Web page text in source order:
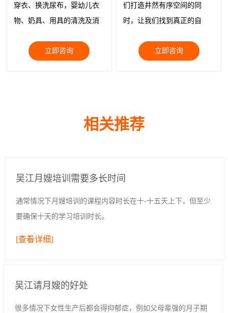
穿衣、换洗尿布，婴幼儿衣
物、奶具、用具的清洗及消
领婴幼儿玩耍;立即咨询
们打造井然有序空间的同
时，让我们找到真正的自
以待。
立即咨询
相关推荐
吴江月嫂培训需要多长时间
通常情况下月嫂培训的课程内容时长在十-十五天上下，但至少
要确保十天的学习培训时长。
[查看详细]
吴江请月嫂的好处
很多情况下女性生产后都会得抑郁症，例如父母辈强的月子期